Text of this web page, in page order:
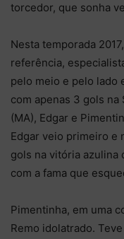
torcedor, que sonha
Nesta temporada
referência,
pelo meio e pelo lado
com apenas 3 gols na
(MA), Edgar e
Edgar veio primeiro e
gols na vitória azulina
com a fama que
Pimentinha, em uma
Remo idolatrado.